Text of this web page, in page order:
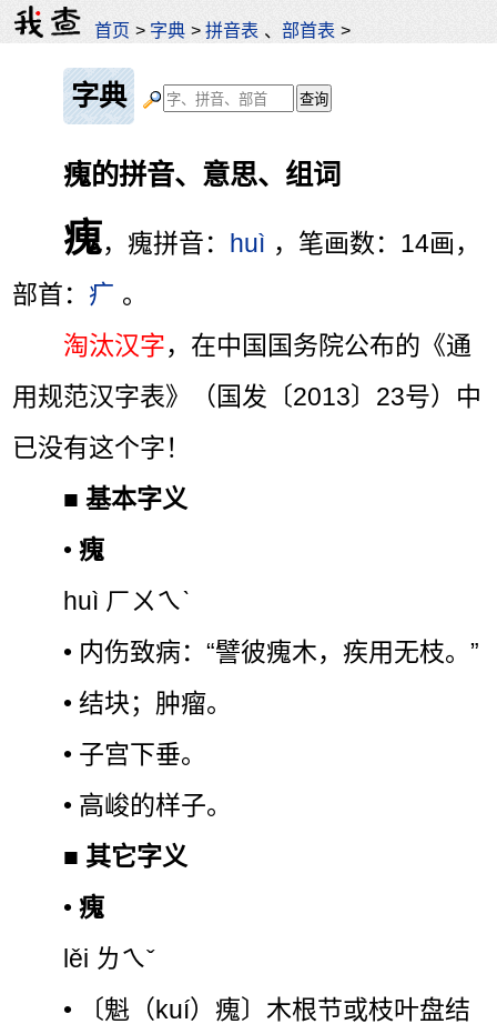
首页 > 字典 >拼音表 、部首表 >
字典
瘣的拼音、意思、组词
瘣，瘣拼音： huì ，笔画数：14画，
部首： 疒 。
淘汰汉字，在中国国务院公布的《通
用规范汉字表》（国发〔2013〕23号）中
已没有这个字！
■基本字义
•瘣
huì ㄏㄨㄟˋ
• 内伤致病：“譬彼瘣木，疾用无枝。”
• 结块；肿瘤。
• 子宫下垂。
• 高峻的样子。
■ 其它字义
•瘣
lěi ㄌㄟˇ
• 〔魁（kuí）瘣〕木根节或枝叶盘结